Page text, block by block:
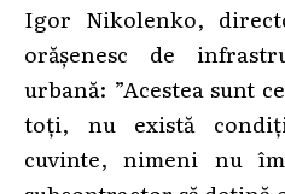
Igor Nikolenko,
orășenesc de
urbană: ”Acestea sunt
toți, nu există
cuvinte, nimeni nu